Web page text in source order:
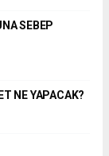
SEBEP
NE YAPACAK?